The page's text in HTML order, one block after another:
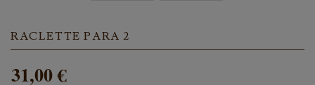
RACLETTE PARA 2
31,00 €